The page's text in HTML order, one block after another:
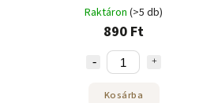
Raktáron (>5 db)
890 Ft
Kosárba